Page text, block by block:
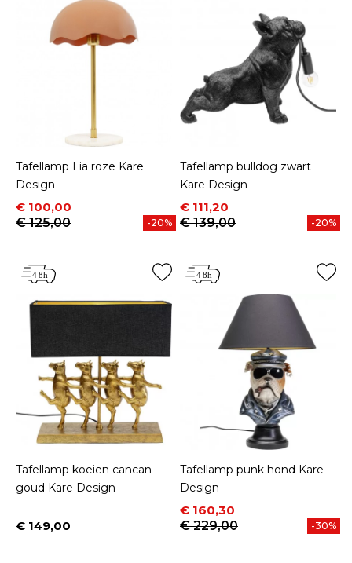
Tafellamp Lia roze Kare
Design
Prijs
€ 100,00
Normale prijs
€ 125,00
-20%
Tafellamp bulldog zwart
Kare Design
Prijs
€ 111,20
Normale prijs
€ 139,00
-20%
Tafellamp koeien cancan
goud Kare Design
Prijs
€ 149,00
Tafellamp punk hond Kare
Design
Prijs
€ 160,30
Normale prijs
€ 229,00
-30%